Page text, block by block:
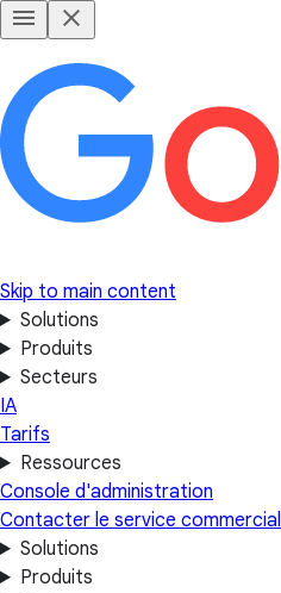
Skip to main content
Solutions
Produits
Secteurs
IA
Tarifs
Ressources
Console d'administration
Contacter le service commercial
Solutions
Produits